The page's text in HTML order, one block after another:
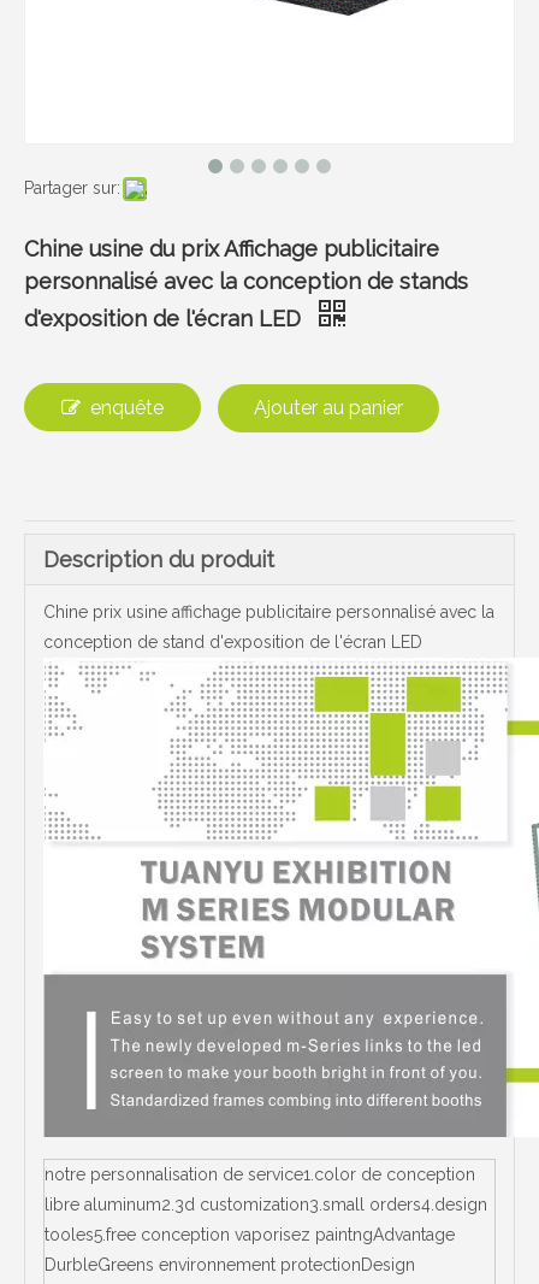
Partager sur:
Chine usine du prix Affichage publicitaire
personnalisé avec la conception de stands
d'exposition de l'écran LED
enquête Ajouter au panier
Description du produit
Chine prix usine affichage publicitaire personnalisé avec la
conception de stand d'exposition de l'écran LED
notre personnalisation de service1.color de conception
libre aluminum2.3d customization3.small orders4.design
tooles5.free conception vaporisez paintngAdvantage
DurbleGreens environnement protectionDesign